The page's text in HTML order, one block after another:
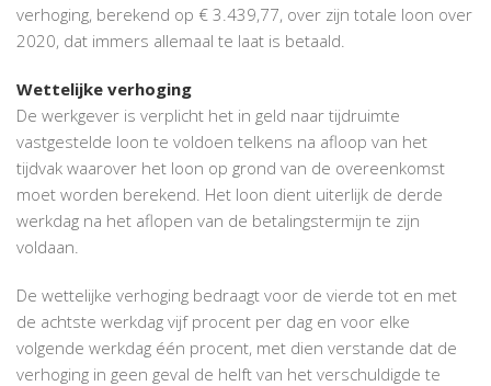
verhoging, berekend op € 3.439,77, over zijn totale loon over
2020, dat immers allemaal te laat is betaald.
Wettelijke verhoging
De werkgever is verplicht het in geld naar tijdruimte
vastgestelde loon te voldoen telkens na afloop van het
tijdvak waarover het loon op grond van de overeenkomst
moet worden berekend. Het loon dient uiterlijk de derde
werkdag na het aflopen van de betalingstermijn te zijn
voldaan.
De wettelijke verhoging bedraagt voor de vierde tot en met
de achtste werkdag vijf procent per dag en voor elke
volgende werkdag één procent, met dien verstande dat de
verhoging in geen geval de helft van het verschuldigde te